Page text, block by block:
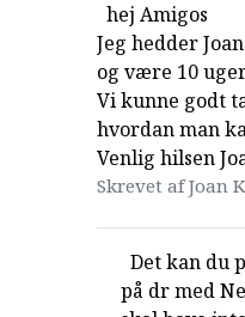
hej Amigos
Jeg hedder
og være 10
Vi kunne godt
hvordan man
Venlig hilsen
Skrevet af Joan
Det kan du
på dr med